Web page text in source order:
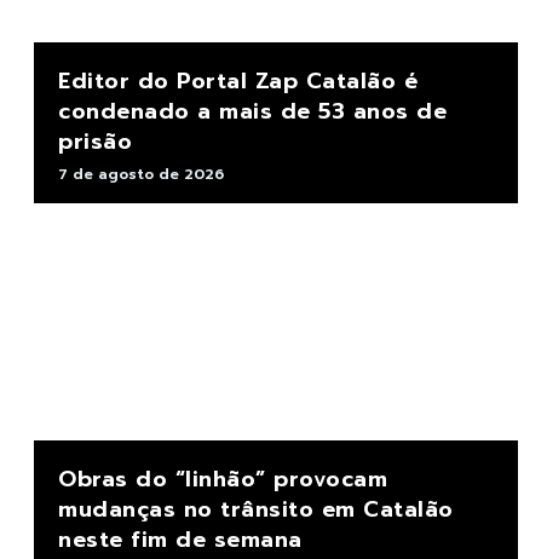
Editor do Portal Zap Catalão é
condenado a mais de 53 anos de
prisão
7 de agosto de 2026
Obras do “linhão” provocam
mudanças no trânsito em Catalão
neste fim de semana